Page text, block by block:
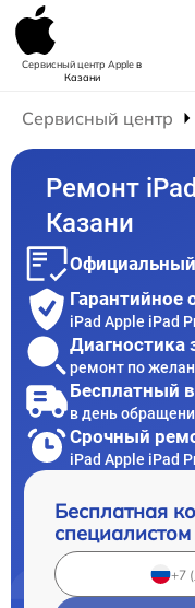
Сервисный центр Appleв
Казани
Сервисный центр
Ремонт
Казани
Гарантийное
iPad Apple iPad
Диагностика
ремонт по
Бесплатный
в день
Срочный
iPad Apple iPad
Бесплатная
специалистом